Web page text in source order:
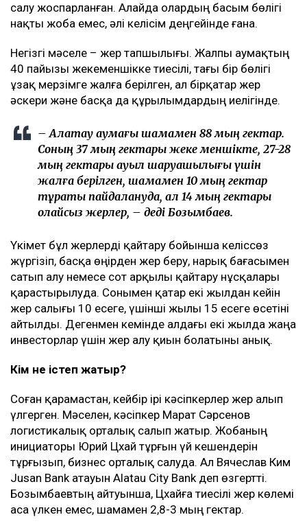
салу жоспарланған. Алайда олардың басым бөлігі
нақты жоба емес, әлі келісім деңгейінде ғана.
Негізгі мәселе – жер тапшылығы. Жалпы аумақтың
40 пайызы жекеменшікке тиесілі, тағы бір бөлігі
ұзақ мерзімге жалға берілген, ал бірқатар жер
әскери және басқа да құрылымдардың иелігінде.
– Алатау аумағы шамамен 88 мың гектар.
Соның 37 мың гектары жеке меншікте, 27-28
мың гектары ауыл шаруашылығы үшін
жалға берілген, шамамен 10 мың гектар
тұрақты пайдалануда, ал 14 мың гектары
қолайсыз жерлер, – деді Бозымбаев.
Үкімет бұл жерлерді қайтару бойынша келіссөз
жүргізіп, басқа өңірден жер беру, нарық бағасымен
сатып алу немесе сот арқылы қайтару нұсқалары
қарастырылуда. Сонымен қатар екі жылдан кейін
жер салығы 10 есеге, үшінші жылы 15 есеге өсетіні
айтылды. Дегенмен кемінде алдағы екі жылда жаңа
инвесторлар үшін жер алу қиын болатыны анық.
Кім не істеп жатыр?
Соған қарамастан, кейбір ірі кәсіпкерлер жер алып
үлгерген. Мәселен, кәсіпкер Марат Сәрсенов
логистикалық орталық салып жатыр. Жобаның
инициаторы Юрий Цхай тұрғын үй кешендерін
тұрғызып, бизнес орталық салуда. Ал Вячеслав Ким
Jusan Bank атауын Alatau City Bank деп өзгертті.
Бозымбаевтың айтуынша, Цхайға тиесілі жер көлемі
аса үлкен емес, шамамен 2,8-3 мың гектар.